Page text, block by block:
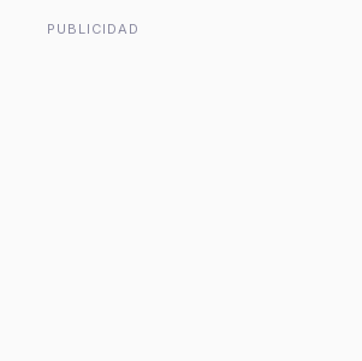
PUBLICIDAD